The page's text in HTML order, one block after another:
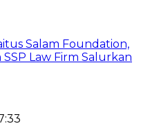
Salam Foundation,
Law Firm Salurkan